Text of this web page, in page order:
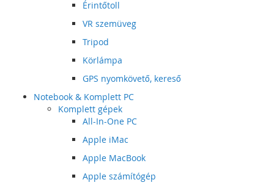
Érintőtoll
VR szemüveg
Tripod
Körlámpa
GPS nyomkövető, kereső
Notebook & Komplett PC
Komplett gépek
All-In-One PC
Apple iMac
Apple MacBook
Apple számítógép